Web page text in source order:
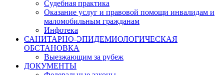
Судебная практика
Оказание услуг и правовой помощи инвалидам и
маломобильным гражданам
Инфотека
САНИТАРНО-ЭПИДЕМИОЛОГИЧЕСКАЯ
ОБСТАНОВКА
Выезжающим за рубеж
ДОКУМЕНТЫ